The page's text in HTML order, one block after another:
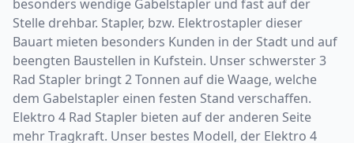
besonders wendige Gabelstapler und fast auf der
Stelle drehbar. Stapler, bzw. Elektrostapler dieser
Bauart mieten besonders Kunden in der Stadt und auf
beengten Baustellen in Kufstein. Unser schwerster 3
Rad Stapler bringt 2 Tonnen auf die Waage, welche
dem Gabelstapler einen festen Stand verschaffen.
Elektro 4 Rad Stapler bieten auf der anderen Seite
mehr Tragkraft. Unser bestes Modell, der Elektro 4